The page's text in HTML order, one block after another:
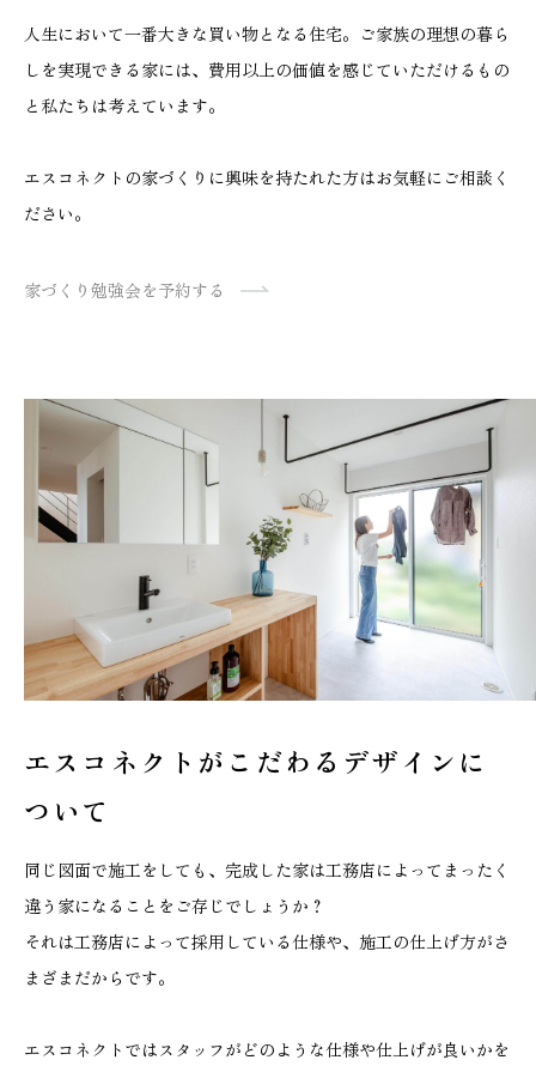
人生において一番大きな買い物となる住宅。ご家族の理想の暮ら
しを実現できる家には、費用以上の価値を感じていただけるもの
と私たちは考えています。
エスコネクトの家づくりに興味を持たれた方はお気軽にご相談く
ださい。
家づくり勉強会を予約する
エスコネクトがこだわる デザインに
ついて
同じ図面で施工をしても、完成した家は工務店によってまったく
違う家になることをご存じでしょうか？
それは工務店によって採用している仕様や、施工の仕上げ方がさ
まざまだからです。
エスコネクトではスタッフがどのような仕様や仕上げが良いかを